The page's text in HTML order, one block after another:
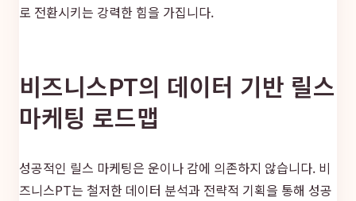
로 전환시키는 강력한 힘을 가집니다.
비즈니스PT의 데이터 기반 릴스
마케팅 로드맵
성공적인 릴스 마케팅은 운이나 감에 의존하지 않습니다. 비
즈니스PT는 철저한 데이터 분석과 전략적 기획을 통해 성공